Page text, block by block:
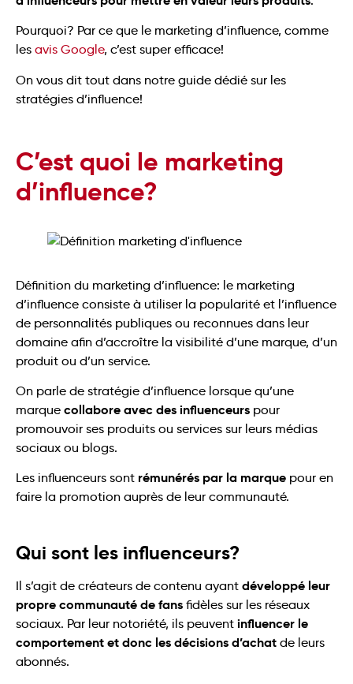
Pourquoi? Par ce que le marketing d’influence, comme
les avis Google, c’est super efficace!
On vous dit tout dans notre guide dédié sur les
stratégies d’influence!
C’est quoi le marketing
d’influence?
Définition du marketing d’influence: le marketing
d’influence consiste à utiliser la popularité et l’influence
de personnalités publiques ou reconnues dans leur
domaine afin d’accroître la visibilité d’une marque, d’un
produit ou d’un service.
On parle de stratégie d’influence lorsque qu’une
marque collabore avec des influenceurs pour
promouvoir ses produits ou services sur leurs médias
sociaux ou blogs.
Les influenceurs sont rémunérés par la marque pour en
faire la promotion auprès de leur communauté.
Qui sont les influenceurs?
Il s’agit de créateurs de contenu ayant développé leur
propre communauté de fans fidèles sur les réseaux
sociaux. Par leur notoriété, ils peuvent influencer le
comportement et donc les décisions d’achat de leurs
abonnés.